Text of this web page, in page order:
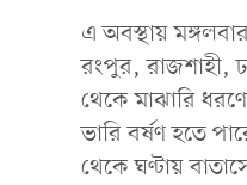
এ অবস্থায়
রংপুর, রাজশাহী,
থেকে মাঝারি
ভারি বর্ষণ হতে
থেকে ঘণ্টায়